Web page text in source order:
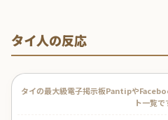
タイ人の反応
タイの最大級電子掲示板Pantipや
ト一覧で